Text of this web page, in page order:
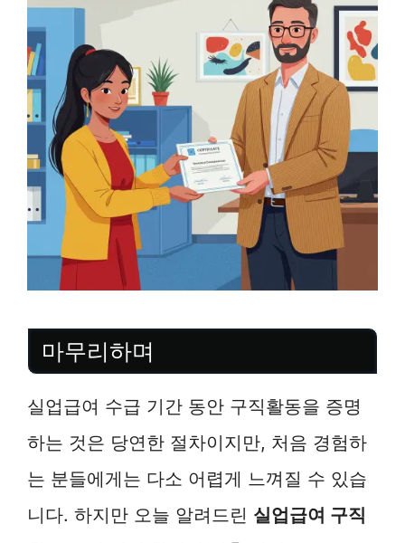
마무리하며
실업급여 수급 기간 동안 구직활동을 증명
하는 것은 당연한 절차이지만, 처음 경험하
는 분들에게는 다소 어렵게 느껴질 수 있습
니다. 하지만 오늘 알려드린 실업급여 구직